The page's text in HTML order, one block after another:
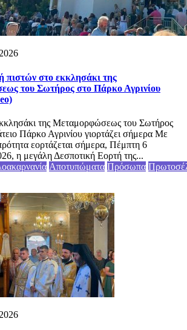
πιστών στο εκκλησάκι της
του Σωτήρος στο Πάρκο Αγρινίου
της Μεταμορφώσεως του Σωτήρος
Πάρκο Αγρινίου γιορτάζει σήμερα Με
εορτάζεται σήμερα, Πέμπτη 6
η μεγάλη Δεσποτική Εορτή της...
Αποτυπώματα Πρόσωπα